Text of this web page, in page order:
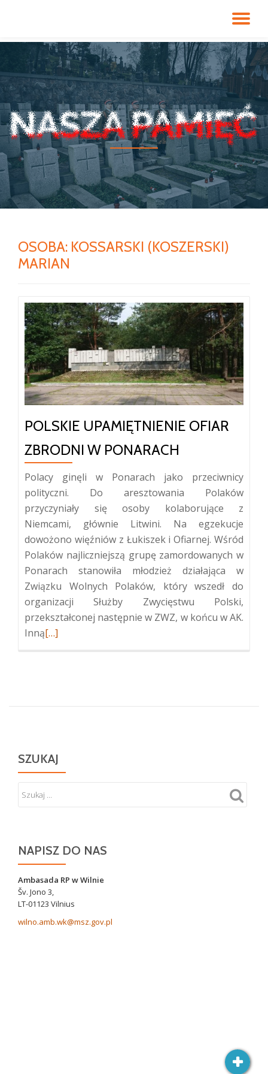
do
OSOBA: KOSSARSKI (KOSZERSKI)
MARIAN
POLSKIE UPAMIĘTNIENIE OFIAR
ZBRODNI W PONARACH
Polacy ginęli w Ponarach jako przeciwnicy
polityczni. Do aresztowania Polaków
przyczyniały się osoby kolaborujące z
Niemcami, głównie Litwini. Na egzekucje
dowożono więźniów z Łukiszek i Ofiarnej. Wśród
Polaków najliczniejszą grupę zamordowanych w
Ponarach stanowiła młodzież działająca w
Związku Wolnych Polaków, który wszedł do
organizacji Służby Zwycięstwu Polski,
przekształconej następnie w ZWZ, w końcu w AK.
InnąWięcej
w
[…]
SZUKAJ
NAPISZ DO NAS
Ambasada RP w Wilnie
Šv. Jono 3,
LT-01123 Vilnius
wilno.amb.wk@msz.gov.pl